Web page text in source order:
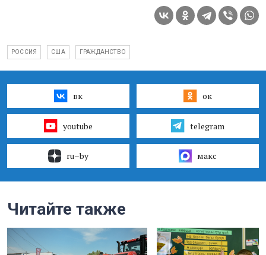
РОССИЯ США ГРАЖДАНСТВО
вк ок
youtube telegram
ru–by макс
Читайте также